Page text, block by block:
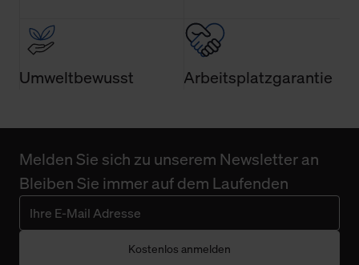
Umweltbewusst Arbeitsplatzgarantie
Melden Sie sich zu unserem Newsletter an
Bleiben Sie immer auf dem Laufenden
Kostenlos anmelden